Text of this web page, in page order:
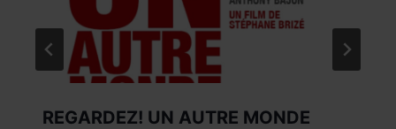
REGARDEZ! UN AUTRE MONDE